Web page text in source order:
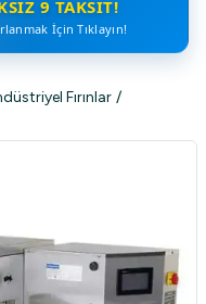
9 TAKSIT!
İçin Tıklayın!
Fırınlar /